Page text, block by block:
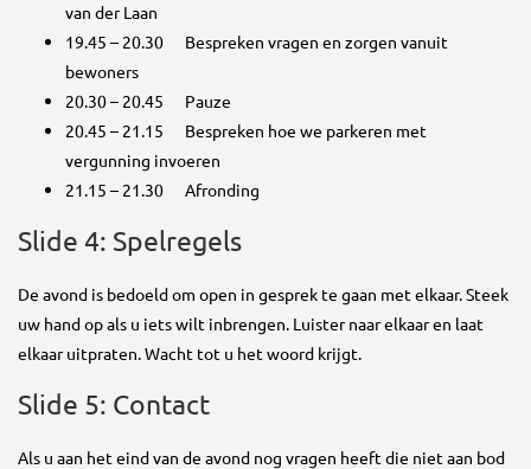
van der Laan
19.45 – 20.30 Bespreken vragen en zorgen vanuit
bewoners
20.30 – 20.45 Pauze
20.45 – 21.15 Bespreken hoe we parkeren met
vergunning invoeren
21.15 – 21.30 Afronding
Slide 4: Spelregels
De avond is bedoeld om open in gesprek te gaan met elkaar. Steek
uw hand op als u iets wilt inbrengen. Luister naar elkaar en laat
elkaar uitpraten. Wacht tot u het woord krijgt.
Slide 5: Contact
Als u aan het eind van de avond nog vragen heeft die niet aan bod